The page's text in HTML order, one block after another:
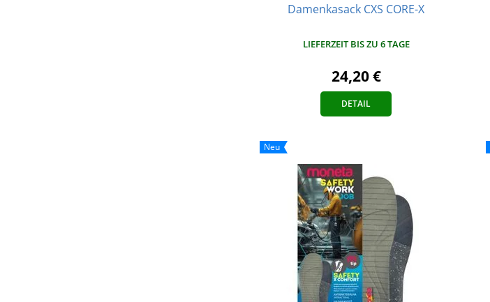
Damenkasack CXS CORE-X
LIEFERZEIT BIS ZU 6 TAGE
24,20 €
DETAIL
Neu